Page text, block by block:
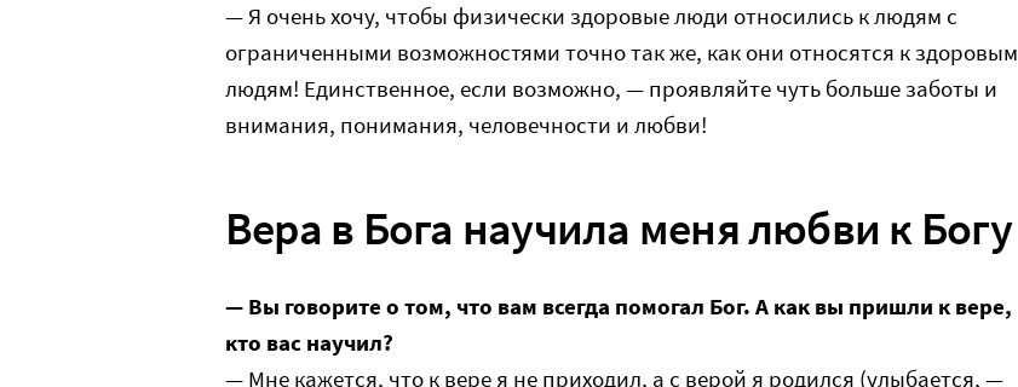
— Я очень хочу, чтобы физически здоровые люди относились к людям с
ограниченными возможностями точно так же, как они относятся к здоровым
людям! Единственное, если возможно, — проявляйте чуть больше заботы и
внимания, понимания, человечности и любви!
Вера в Бога научила меня любви к Богу
— Вы говорите о том, что вам всегда помогал Бог. А как вы пришли к вере,
кто вас научил?
— Мне кажется, что к вере я не приходил, а с верой я родился (улыбается, —